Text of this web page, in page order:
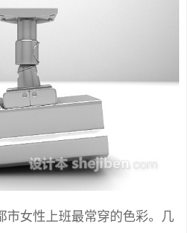
市女性上班最常穿的色彩。几